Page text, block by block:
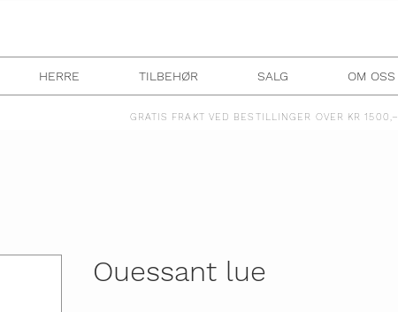
HERRE TILBEHØR SALG OM OSS
GRATIS FRAKT VED BESTILLINGER OVER KR 1500,–
Ouessant lue